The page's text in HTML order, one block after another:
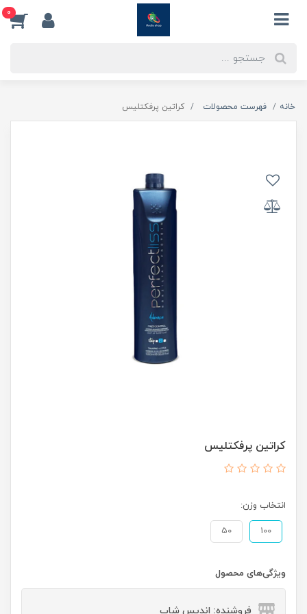
0
خانه فهرست محصولات کراتین پرفکتلیس
کراتین پرفکتلیس
انتخاب وزن:
100
50
ویژگی‌های محصول
فروشنده: اندیس شاپ